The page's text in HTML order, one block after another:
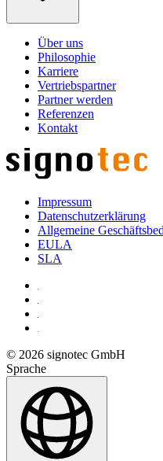
Über uns
Philosophie
Karriere
Vertriebspartner
Partner werden
Referenzen
Kontakt
Impressum
Datenschutzerklärung
Allgemeine
EULA
SLA
© 2026 signotec GmbH
Sprache